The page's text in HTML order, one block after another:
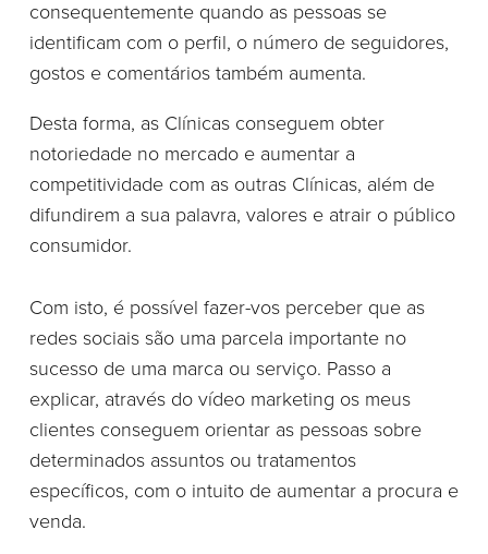
consequentemente quando as pessoas se
identificam com o perfil, o número de seguidores,
gostos e comentários também aumenta.
Desta forma, as Clínicas conseguem obter
notoriedade no mercado e aumentar a
competitividade com as outras Clínicas, além de
difundirem a sua palavra, valores e atrair o público
consumidor.
Com isto, é possível fazer-vos perceber que as
redes sociais são uma parcela importante no
sucesso de uma marca ou serviço. Passo a
explicar, através do vídeo marketing os meus
clientes conseguem orientar as pessoas sobre
determinados assuntos ou tratamentos
específicos, com o intuito de aumentar a procura e
venda.